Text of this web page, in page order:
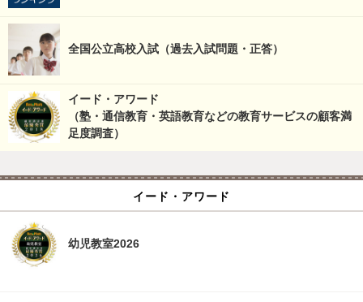
全国公立高校入試（過去入試問題・正答）
イード・アワード
（塾・通信教育・英語教育などの教育サービスの顧客満
足度調査）
イード・アワード
幼児教室2026